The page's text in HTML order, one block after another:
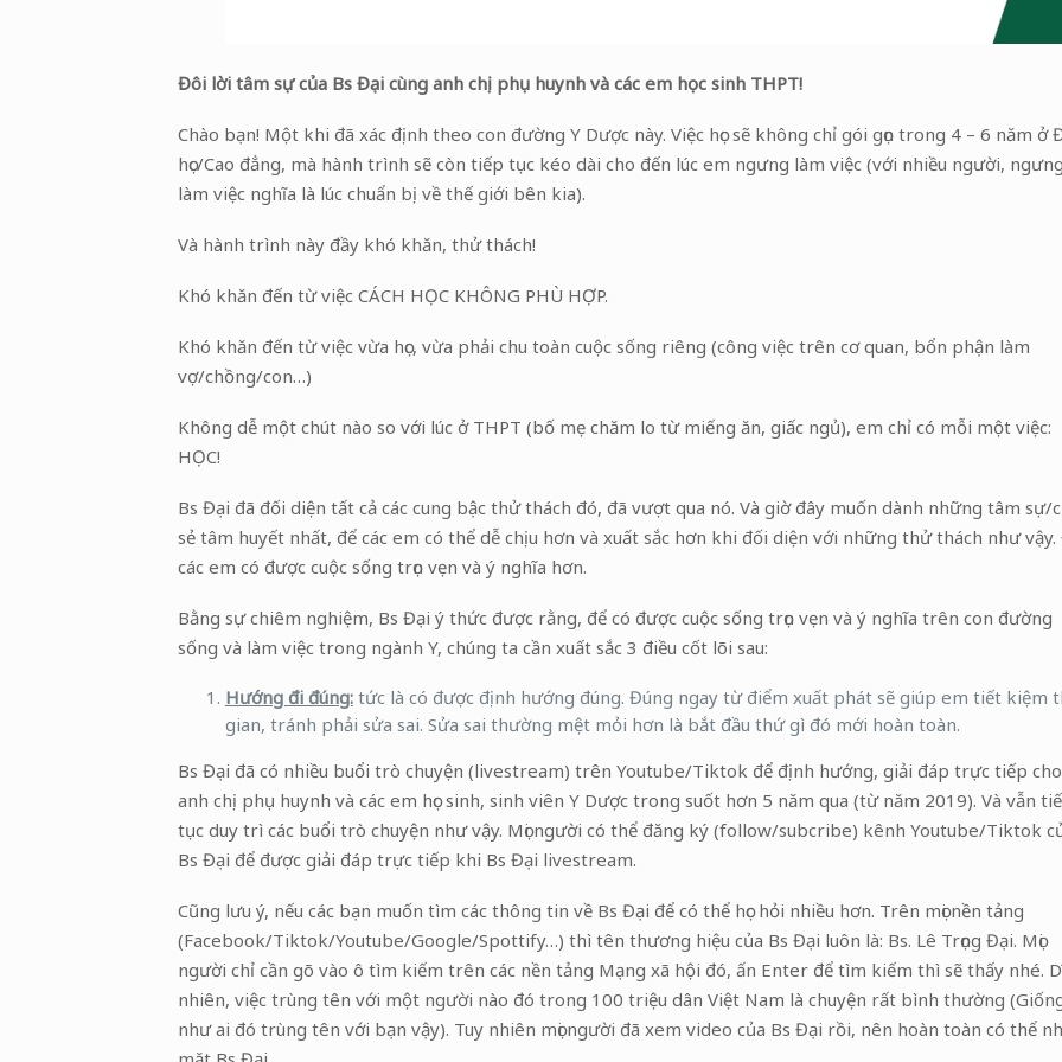
Đôi lời tâm sự của Bs Đại cùng anh chị phụ huynh và các em học sinh THPT!
Chào bạn! Một khi đã xác định theo con đường Y Dược này. Việc học sẽ không chỉ gói gọn trong 4 – 6 năm ở
học/Cao đẳng, mà hành trình sẽ còn tiếp tục kéo dài cho đến lúc em ngưng làm việc (với nhiều người, ngưng
làm việc nghĩa là lúc chuẩn bị về thế giới bên kia).
Và hành trình này đầy khó khăn, thử thách!
Khó khăn đến từ việc CÁCH HỌC KHÔNG PHÙ HỢP.
Khó khăn đến từ việc vừa học, vừa phải chu toàn cuộc sống riêng (công việc trên cơ quan, bổn phận làm
vợ/chồng/con…)
Không dễ một chút nào so với lúc ở THPT (bố mẹ chăm lo từ miếng ăn, giấc ngủ), em chỉ có mỗi một việc:
HỌC!
Bs Đại đã đối diện tất cả các cung bậc thử thách đó, đã vượt qua nó. Và giờ đây muốn dành những tâm sự/
sẻ tâm huyết nhất, để các em có thể dễ chịu hơn và xuất sắc hơn khi đối diện với những thử thách như vậy.
các em có được cuộc sống trọn vẹn và ý nghĩa hơn.
Bằng sự chiêm nghiệm, Bs Đại ý thức được rằng, để có được cuộc sống trọn vẹn và ý nghĩa trên con đường
sống và làm việc trong ngành Y, chúng ta cần xuất sắc 3 điều cốt lõi sau:
Hướng đi đúng:tức là có được định hướng đúng. Đúng ngay từ điểm xuất phát sẽ giúp em tiết kiệm
gian, tránh phải sửa sai. Sửa sai thường mệt mỏi hơn là bắt đầu thứ gì đó mới hoàn toàn.
Bs Đại đã có nhiều buổi trò chuyện (livestream) trên Youtube/Tiktok để định hướng, giải đáp trực tiếp cho
anh chị phụ huynh và các em học sinh, sinh viên Y Dược trong suốt hơn 5 năm qua (từ năm 2019). Và vẫn
tục duy trì các buổi trò chuyện như vậy. Mọi người có thể đăng ký (follow/subcribe) kênh Youtube/Tiktok
Bs Đại để được giải đáp trực tiếp khi Bs Đại livestream.
Cũng lưu ý, nếu các bạn muốn tìm các thông tin về Bs Đại để có thể học hỏi nhiều hơn. Trên mọi nền tảng
(Facebook/Tiktok/Youtube/Google/Spottify…) thì tên thương hiệu của Bs Đại luôn là: Bs. Lê Trọng Đại. Mọi
người chỉ cần gõ vào ô tìm kiếm trên các nền tảng Mạng xã hội đó, ấn Enter để tìm kiếm thì sẽ thấy nhé.
nhiên, việc trùng tên với một người nào đó trong 100 triệu dân Việt Nam là chuyện rất bình thường
như ai đó trùng tên với bạn vậy). Tuy nhiên mọi người đã xem video của Bs Đại rồi, nên hoàn toàn có thể